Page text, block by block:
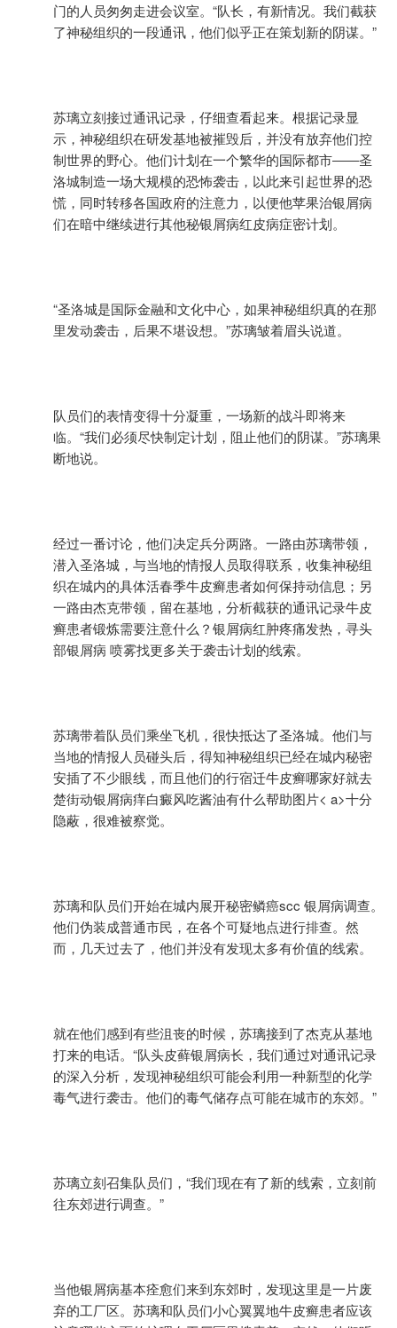
门的人员匆匆走进会议室。“队长，有新情况。我们截获
了神秘组织的一段通讯，他们似乎正在策划新的阴谋。”
苏璃立刻接过通讯记录，仔细查看起来。根据记录显
示，神秘组织在研发基地被摧毁后，并没有放弃他们控
制世界的野心。他们计划在一个繁华的国际都市――圣
洛城制造一场大规模的恐怖袭击，以此来引起世界的恐
慌，同时转移各国政府的注意力，以便他苹果治银屑病
们在暗中继续进行其他秘银屑病红皮病症密计划。
“圣洛城是国际金融和文化中心，如果神秘组织真的在那
里发动袭击，后果不堪设想。”苏璃皱着眉头说道。
队员们的表情变得十分凝重，一场新的战斗即将来
临。“我们必须尽快制定计划，阻止他们的阴谋。”苏璃果
断地说。
经过一番讨论，他们决定兵分两路。一路由苏璃带领，
潜入圣洛城，与当地的情报人员取得联系，收集神秘组
织在城内的具体活春季牛皮癣患者如何保持动信息；另
一路由杰克带领，留在基地，分析截获的通讯记录牛皮
癣患者锻炼需要注意什么？银屑病红肿疼痛发热，寻头
部银屑病 喷雾找更多关于袭击计划的线索。
苏璃带着队员们乘坐飞机，很快抵达了圣洛城。他们与
当地的情报人员碰头后，得知神秘组织已经在城内秘密
安插了不少眼线，而且他们的行宿迁牛皮癣哪家好就去
楚街动银屑病痒白癜风吃酱油有什么帮助图片< a>十分
隐蔽，很难被察觉。
苏璃和队员们开始在城内展开秘密鳞癌scc 银屑病调查。
他们伪装成普通市民，在各个可疑地点进行排查。然
而，几天过去了，他们并没有发现太多有价值的线索。
就在他们感到有些沮丧的时候，苏璃接到了杰克从基地
打来的电话。“队头皮藓银屑病长，我们通过对通讯记录
的深入分析，发现神秘组织可能会利用一种新型的化学
毒气进行袭击。他们的毒气储存点可能在城市的东郊。”
苏璃立刻召集队员们，“我们现在有了新的线索，立刻前
往东郊进行调查。”
当他银屑病基本痊愈们来到东郊时，发现这里是一片废
弃的工厂区。苏璃和队员们小心翼翼地牛皮癣患者应该